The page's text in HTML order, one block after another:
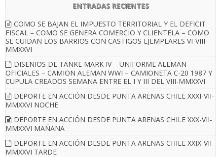
ENTRADAS RECIENTES
COMO SE BAJAN EL IMPUESTO TERRITORIAL Y EL DEFICIT
FISCAL – COMO SE GENERA COMERCIO Y CLIENTELA – COMO
SE CUIDAN LOS BARRIOS CON CASTIGOS EJEMPLARES VI-VIII-
MMXXVI
DISENIOS DE TANKE MARK IV – UNIFORME ALEMAN
OFICIALES – CAMION ALEMAN WWI – CAMIONETA C-20 1987 Y
CUPULA CREADOS SEMANA ENTRE EL I Y III DEL VIII-MMXXVI
DEPORTE EN ACCIÓN DESDE PUNTA ARENAS CHILE XXXI-VII-
MMXXVI NOCHE
DEPORTE EN ACCIÓN DESDE PUNTA ARENAS CHILE XXX-VII-
MMXXVI MAÑANA
DEPORTE EN ACCIÓN DESDE PUNTA ARENAS CHILE XXIX-VII-
MMXXVI TARDE